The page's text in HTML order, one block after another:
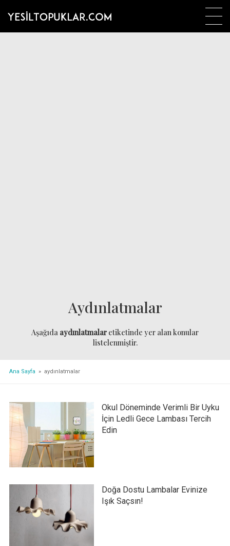
Aydınlatmalar
Aşağıda aydınlatmalar etiketinde yer alan konular
listelenmiştir.
Ana Sayfa » aydınlatmalar
Okul Döneminde Verimli Bir Uyku
İçin Ledli Gece Lambası Tercih
Edin
Doğa Dostu Lambalar Evinize
Işık Saçsın!